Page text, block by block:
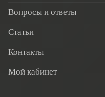
Вопросы и ответы
Статьи
Контакты
Мой кабинет